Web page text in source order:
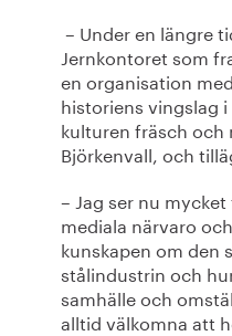
– Under en längre
Jernkontoret som
en organisation
historiens vingslag
kulturen fräsch och
Björkenvall, och
– Jag ser nu
mediala närvaro
kunskapen om den
stålindustrin och
samhälle och
alltid välkomna att